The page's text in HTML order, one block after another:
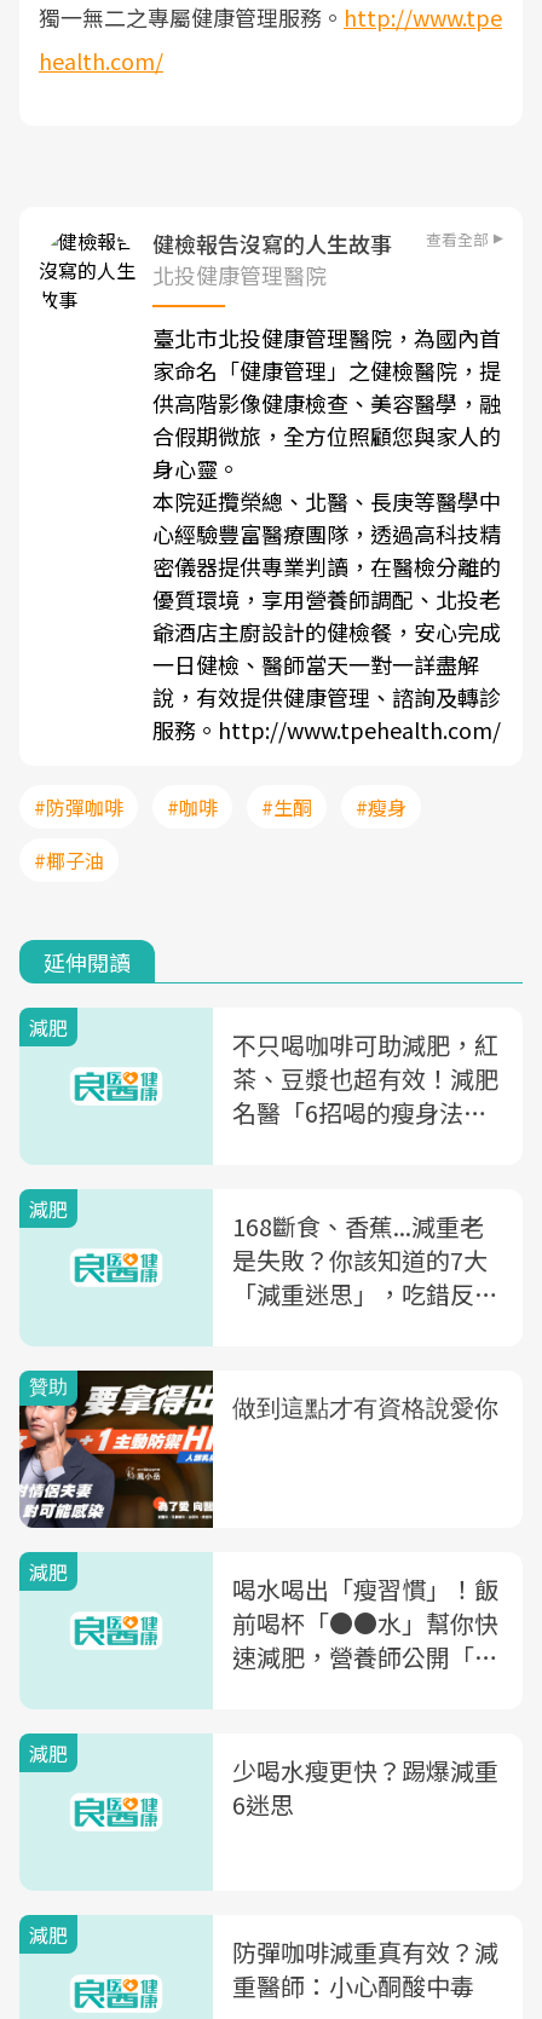
獨一無二之專屬健康管理服務。 http://www.tpe
health.com/
健檢報告沒寫的人生故事 查看全部
北投健康管理醫院
臺北市北投健康管理醫院，為國內首
家命名「健康管理」之健檢醫院，提
供高階影像健康檢查、美容醫學，融
合假期微旅，全方位照顧您與家人的
身心靈。
本院延攬榮總、北醫、長庚等醫學中
心經驗豐富醫療團隊，透過高科技精
密儀器提供專業判讀，在醫檢分離的
優質環境，享用營養師調配、北投老
爺酒店主廚設計的健檢餐，安心完成
一日健檢、醫師當天一對一詳盡解
說，有效提供健康管理、諮詢及轉診
服務。 http://www.tpehealth.com/
#防彈咖啡 #咖啡 #生酮
#瘦身
#椰子油
延伸閱讀
減肥
不只喝咖啡可助減肥，紅
茶、豆漿也超有效！減肥
名醫「6招喝的瘦身法」
減肥
168斷食、香蕉...減重老
是失敗？你該知道的7大
「減重迷思」，吃錯反而
減肥
喝水喝出「瘦習慣」！飯
前喝杯「●●水」幫你快
速減肥，營養師公開「7
減肥
少喝水瘦更快？踢爆減重
6迷思
減肥
防彈咖啡減重真有效？減
重醫師：小心酮酸中毒